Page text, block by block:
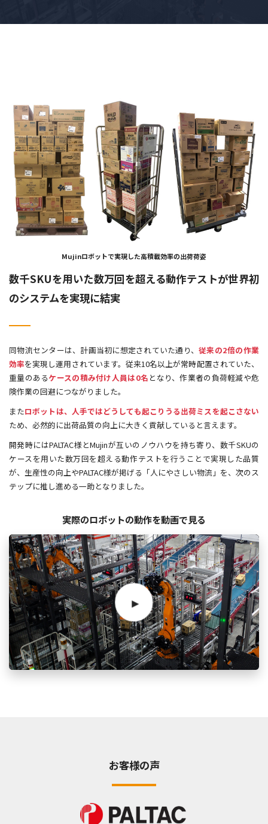
Mujinロボットで実現した高積載効率の出荷荷姿
数千SKUを用いた数万回を超える動作テストが世界初
のシステムを実現に結実
同物流センターは、計画当初に想定されていた通り、従来の2倍の作業
効率を実現し運用されています。従来10名以上が常時配置されていた、
重量のあるケースの積み付け人員は0名 となり、作業者の負荷軽減や危
険作業の回避につながりました。
またロボットは、人手ではどうしても起こりうる出荷ミスを起こさない
ため、必然的に出荷品質の向上に大きく貢献していると言えます。
開発時にはPALTAC様とMujinが互いのノウハウを持ち寄り、数千SKUの
ケースを用いた数万回を超える動作テストを行うことで実現した品質
が、生産性の向上やPALTAC様が掲げる「人にやさしい物流」を、次のス
テップに推し進める一助となりました。
実際のロボットの動作を動画で見る
お客様の声